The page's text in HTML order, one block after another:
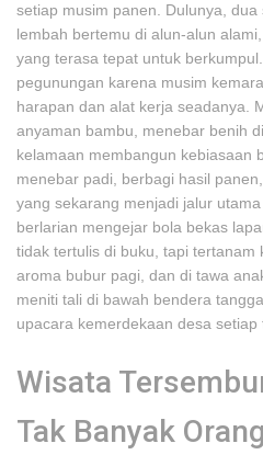
setiap musim panen. Dulunya,
lembah bertemu di alun-alun
yang terasa tepat untuk
pegunungan karena musim
harapan dan alat kerja seadanya.
anyaman bambu, menebar benih
kelamaan membangun kebiasaan
menebar padi, berbagi hasil
yang sekarang menjadi jalur
berlarian mengejar bola bekas
tidak tertulis di buku, tapi tertanam
aroma bubur pagi, dan di tawa
meniti tali di bawah bendera
upacara kemerdekaan desa setiap
Wisata
Tak Banyak